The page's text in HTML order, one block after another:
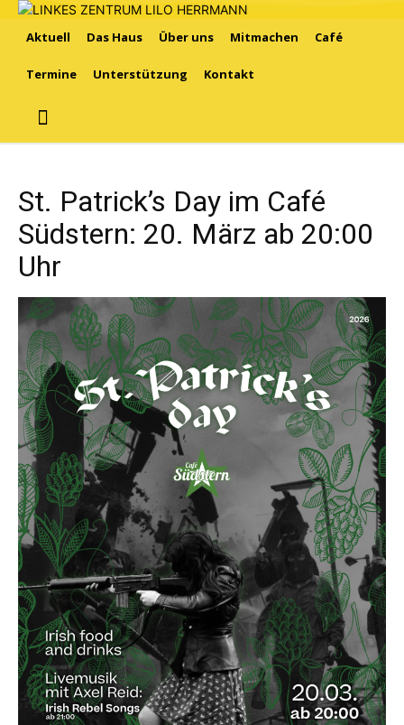
Aktuell Das Haus Über uns Mitmachen Café
Termine Unterstützung Kontakt
St. Patrick’s Day im Café
Südstern: 20. März ab 20:00
Uhr